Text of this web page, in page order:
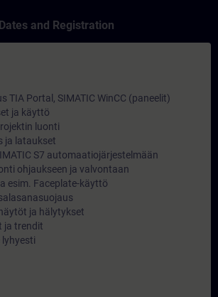
Dates and Registration
TIA Portal, SIMATIC WinCC (paneelit)
ja käyttö
luonti
ja lataukset
S7 automaatiojärjestelmään
ohjaukseen ja valvontaan
esim. Faceplate-käyttö
ja hälytykset
ja trendit
lyhyesti